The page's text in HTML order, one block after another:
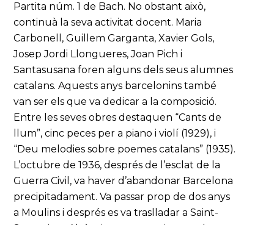
Partita núm. 1 de Bach. No obstant això,
continuà la seva activitat docent. Maria
Carbonell, Guillem Garganta, Xavier Gols,
Josep Jordi Llongueres, Joan Pich i
Santasusana foren alguns dels seus alumnes
catalans. Aquests anys barcelonins també
van ser els que va dedicar a la composició.
Entre les seves obres destaquen “Cants de
llum”, cinc peces per a piano i violí (1929), i
“Deu melodies sobre poemes catalans” (1935).
L’octubre de 1936, després de l’esclat de la
Guerra Civil, va haver d’abandonar Barcelona
precipitadament. Va passar prop de dos anys
a Moulins i després es va traslladar a Saint-